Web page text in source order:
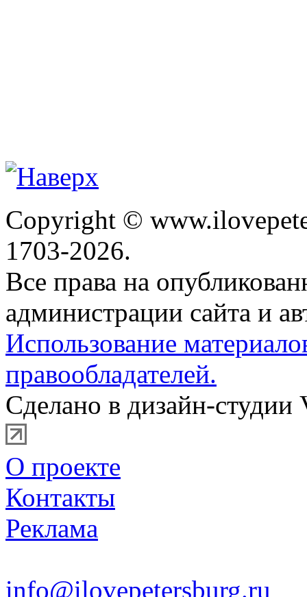
Copyright ©
1703-2026.
Все права на
администрации сайта и
Использование
правообладателей.
Сделано в дизайн-студии
О проекте
Контакты
Реклама
info@ilovepetersburg.ru